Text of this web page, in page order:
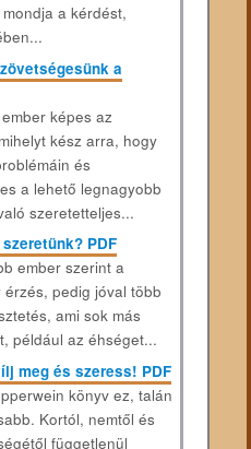
a kérdést,
a
képes az
kész arra, hogy
és
a lehető legnagyobb
szeretetteljes...
PDF
ember szerint a
pedig jóval több
ami sok más
például az éhséget...
meg és szeress! PDF
könyv ez, talán
Kortól, nemtől és
függetlenül